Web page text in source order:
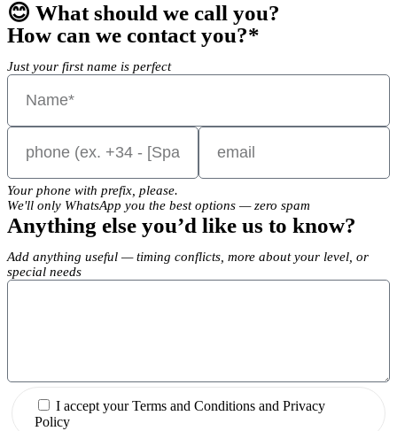
😊 What should we call you?
How can we contact you?*
Just your first name is perfect
Your phone with prefix, please.
We'll only WhatsApp you the best options — zero spam
Anything else you’d like us to know?
Add anything useful — timing conflicts, more about your level, or
special needs
I accept your Terms and Conditions and Privacy
Policy